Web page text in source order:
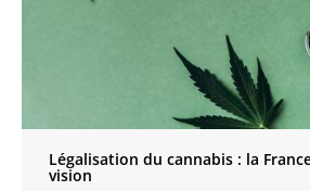
Légalisation du cannabis : la
vision